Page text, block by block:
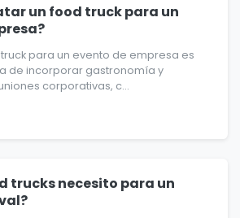
un food truck para un
para un evento de empresa es
de incorporar gastronomía y
corporativas, c...
trucks necesito para un